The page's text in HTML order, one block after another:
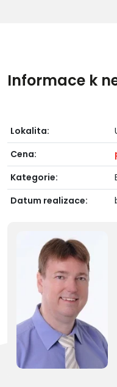
Informace k
Lokalita:
Cena:
Kategorie:
Datum realizace: